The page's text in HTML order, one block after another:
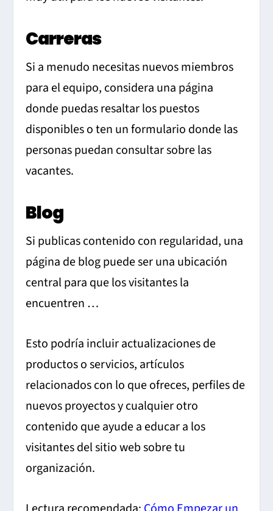
Carreras
Si a menudo necesitas nuevos miembros
para el equipo, considera una página
donde puedas resaltar los puestos
disponibles o ten un formulario donde las
personas puedan consultar sobre las
vacantes.
Blog
Si publicas contenido con regularidad, una
página de blog puede ser una ubicación
central para que los visitantes la
encuentren …
Esto podría incluir actualizaciones de
productos o servicios, artículos
relacionados con lo que ofreces, perfiles de
nuevos proyectos y cualquier otro
contenido que ayude a educar a los
visitantes del sitio web sobre tu
organización.